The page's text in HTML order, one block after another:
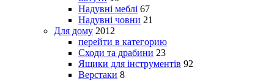
Надувні меблі 67
Надувні човни 21
Для дому 2012
перейти в категорию
Сходи та драбини 23
Ящики для інструментів 92
Верстаки 8